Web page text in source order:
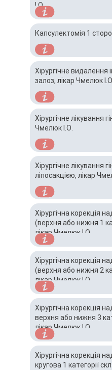
І.О.
Капсулектомія 1
Хірургічне видалення
залоз, лікар Чмелюк І.О.
Хірургічне лікування
Чмелюк І.О.
Хірургічне лікування
ліпосакцією, лікар
Хірургічна корекція
(верхня або нижня 1
лікар Чмелюк І.О.
Хірургічна корекція
(верхня або нижня 2
лікар Чмелюк І.О.
Хірургічна корекція
верхня або нижня 3
лікар Чмелюк І.О.
Хірургічна корекція
кругова 1 категорії